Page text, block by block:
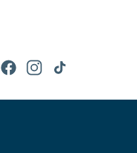
FacebookInstagram
TikTok